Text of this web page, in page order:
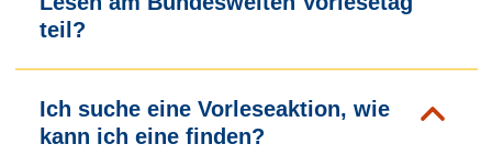
teil?
Ich suche eine Vorleseaktion, wie
kann ich eine finden?